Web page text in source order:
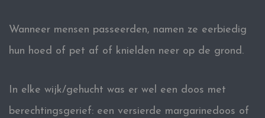
Wanneer mensen passeerden, namen ze eerbiedig
hun hoed of pet af of knielden neer op de grond.
In elke wijk/gehucht was er wel een doos met
berechtingsgerief: een versierde margarinedoos of